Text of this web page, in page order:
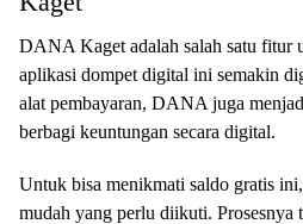
DANA Kaget adalah salah satu fitur
aplikasi dompet digital ini semakin
alat pembayaran, DANA juga
berbagi keuntungan secara digital.
Untuk bisa menikmati saldo gratis
mudah yang perlu diikuti. Prosesnya